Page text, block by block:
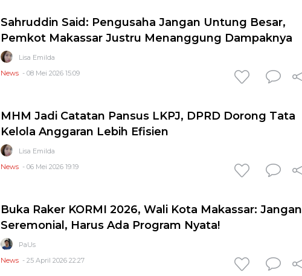
Sahruddin Said: Pengusaha Jangan Untung Besar,
Pemkot Makassar Justru Menanggung Dampaknya
Lisa Emilda
News - 08 Mei 2026 15:09
MHM Jadi Catatan Pansus LKPJ, DPRD Dorong Tata
Kelola Anggaran Lebih Efisien
Lisa Emilda
News - 06 Mei 2026 19:19
Buka Raker KORMI 2026, Wali Kota Makassar: Jangan
Seremonial, Harus Ada Program Nyata!
PaUs
News - 25 April 2026 22:27